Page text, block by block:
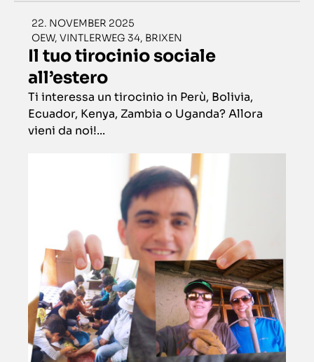
22. NOVEMBER 2025
OEW, VINTLERWEG 34, BRIXEN
Il tuo tirocinio sociale
all’estero
Ti interessa un tirocinio in Perù, Bolivia,
Ecuador, Kenya, Zambia o Uganda? Allora
vieni da noi!...